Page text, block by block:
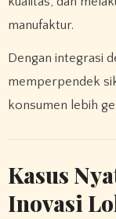
manufaktur.
Dengan integrasi
memperpendek
konsumen lebih
Kasus
Inovasi